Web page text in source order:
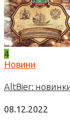
4
Новини
AltBier:
08.12.2022